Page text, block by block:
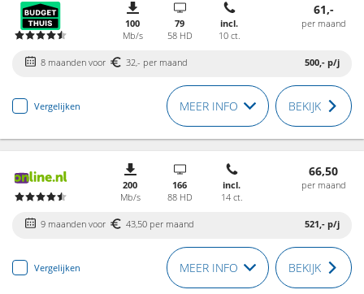
100
Mb/s
79
58 HD
incl.
10 ct.
61,-
per maand
8 maanden voor 32,- per maand 500,- p/j
Vergelijken MEER INFO BEKIJK
200
Mb/s
166
88 HD
incl.
14 ct.
66,50
per maand
9 maanden voor 43,50 per maand 521,- p/j
Vergelijken MEER INFO BEKIJK